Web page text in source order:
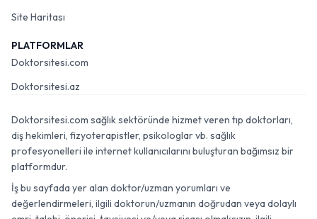
Site Haritası
PLATFORMLAR
Doktorsitesi.com
Doktorsitesi.az
Doktorsitesi.com sağlık sektöründe hizmet veren tıp doktorları,
diş hekimleri, fizyoterapistler, psikologlar vb. sağlık
profesyonelleri ile internet kullanıcılarını buluşturan bağımsız bir
platformdur.
İş bu sayfada yer alan doktor/uzman yorumları ve
değerlendirmeleri, ilgili doktorun/uzmanın doğrudan veya dolaylı